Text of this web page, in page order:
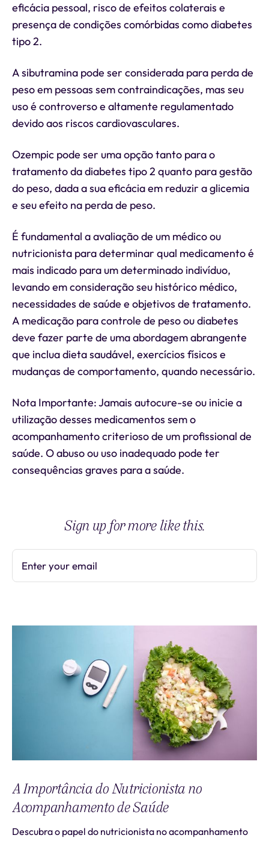
eficácia pessoal, risco de efeitos colaterais e
presença de condições comórbidas como diabetes
tipo 2.
A sibutramina pode ser considerada para perda de
peso em pessoas sem contraindicações, mas seu
uso é controverso e altamente regulamentado
devido aos riscos cardiovasculares.
Ozempic pode ser uma opção tanto para o
tratamento da diabetes tipo 2 quanto para gestão
do peso, dada a sua eficácia em reduzir a glicemia
e seu efeito na perda de peso.
É fundamental a avaliação de um médico ou
nutricionista para determinar qual medicamento é
mais indicado para um determinado indivíduo,
levando em consideração seu histórico médico,
necessidades de saúde e objetivos de tratamento.
A medicação para controle de peso ou diabetes
deve fazer parte de uma abordagem abrangente
que inclua dieta saudável, exercícios físicos e
mudanças de comportamento, quando necessário.
Nota Importante: Jamais autocure-se ou inicie a
utilização desses medicamentos sem o
acompanhamento criterioso de um profissional de
saúde. O abuso ou uso inadequado pode ter
consequências graves para a saúde.
Sign up for more like this.
Enter your email
A Importância do Nutricionista no
Acompanhamento de Saúde
Descubra o papel do nutricionista no acompanhamento